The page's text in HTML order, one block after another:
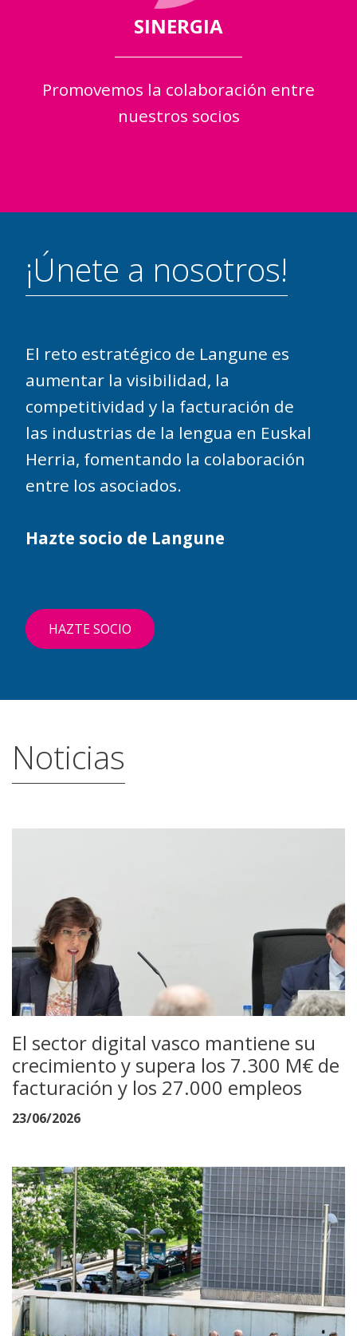
SINERGIA
Promovemos la colaboración entre
nuestros socios
¡Únete a nosotros!
El reto estratégico de Langune es
aumentar la visibilidad, la
competitividad y la facturación de
las industrias de la lengua en Euskal
Herria, fomentando la colaboración
entre los asociados.
Hazte socio de Langune
HAZTE SOCIO
Noticias
El sector digital vasco mantiene su
crecimiento y supera los 7.300 M€ de
facturación y los 27.000 empleos
23/06/2026